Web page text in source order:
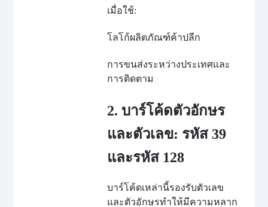
เมื่อใช้:
โลโก้ผลิตภัณฑ์ค้าปลีก
การขนส่งระหว่างประเทศและ
การติดตาม
2. บาร์โค้ดตัวอักษร
และตัวเลข: รหัส 39
และรหัส 128
บาร์โค้ดเหล่านี้รองรับตัวเลข
และตัวอักษรทำให้มีความหลาก